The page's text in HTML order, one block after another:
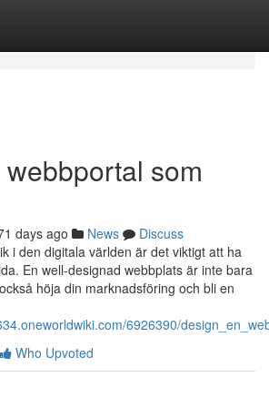
som
days ago News
Discuss
i den digitala världen är det viktigt att ha
En well-designad webbplats är inte bara
höja din marknadsföring och bli en
6926390/
Who Upvoted